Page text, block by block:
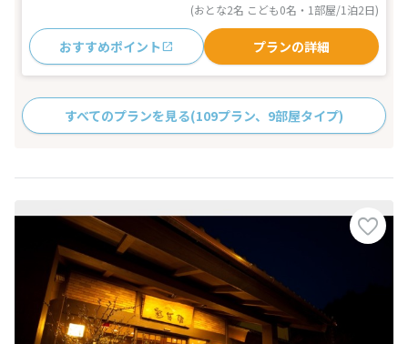
(おとな2名 こども0名・1部屋/1泊2日)
おすすめポイント プランの詳細
すべてのプランを見る(109プラン、9部屋タイプ)